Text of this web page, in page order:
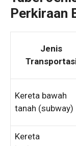
Perkiraan
Jenis
Kereta bawah
tanah (subway)
Kereta